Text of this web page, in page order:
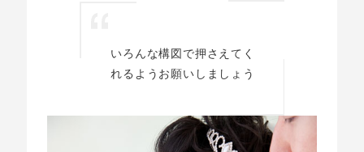
いろんな構図で押さえてく
れるようお願いしましょう